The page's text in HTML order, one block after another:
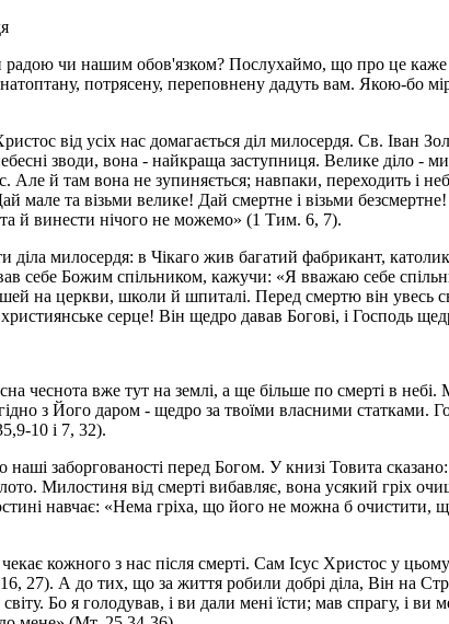
радою чи нашим обов'язком? Послухаймо, що про це
потрясену, переповнену дадуть вам. Якою-
від усіх нас домагається діл милосердя. Св.
зводи, вона - найкраща заступниця. Велике діло -
Але й там вона не зупиняється; навпаки, переходить і
мале та візьми велике! Дай смертне і візьми
й винести нічого не можемо» (1 Тим. 6, 7).
діла милосердя: в Чікаго жив багатий фабрикант,
себе Божим спільником, кажучи: «Я вважаю себе
на церкви, школи й шпиталі. Перед смертю він увесь
серце! Він щедро давав Богові, і Господь
чеснота вже тут на землі, а ще більше по смерті в
з Його даром - щедро за твоїми власними статками.
10 і 7, 32).
заборгованості перед Богом. У книзі Товита
Милостиня від смерті вибавляє, вона усякий гріх
навчає: «Нема гріха, що його не можна б
кожного з нас після смерті. Сам Ісус Христос у
27). А до тих, що за життя робили добрі діла, Він на
Бо я голодував, і ви дали мені їсти; мав спрагу, і